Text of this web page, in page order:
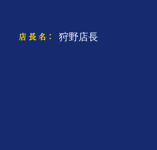
​店 長 名： 狩野店長